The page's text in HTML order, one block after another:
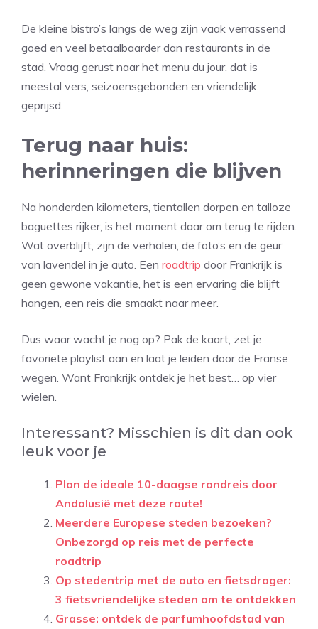
De kleine bistro’s langs de weg zijn vaak verrassend
goed en veel betaalbaarder dan restaurants in de
stad. Vraag gerust naar het menu du jour, dat is
meestal vers, seizoensgebonden en vriendelijk
geprijsd.
Terug naar huis:
herinneringen die blijven
Na honderden kilometers, tientallen dorpen en talloze
baguettes rijker, is het moment daar om terug te rijden.
Wat overblijft, zijn de verhalen, de foto’s en de geur
van lavendel in je auto. Een roadtrip door Frankrijk is
geen gewone vakantie, het is een ervaring die blijft
hangen, een reis die smaakt naar meer.
Dus waar wacht je nog op? Pak de kaart, zet je
favoriete playlist aan en laat je leiden door de Franse
wegen. Want Frankrijk ontdek je het best… op vier
wielen.
Interessant? Misschien is dit dan ook
leuk voor je
Plan de ideale 10-daagse rondreis door
Andalusië met deze route!
Meerdere Europese steden bezoeken?
Onbezorgd op reis met de perfecte
roadtrip
Op stedentrip met de auto en fietsdrager:
3 fietsvriendelijke steden om te ontdekken
Grasse: ontdek de parfumhoofdstad van